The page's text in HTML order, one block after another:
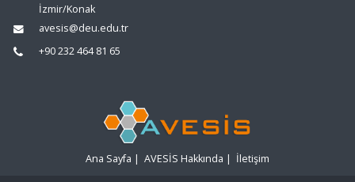
İzmir/Konak
avesis@deu.edu.tr
+90 232 464 81 65
Ana Sayfa | AVESİS Hakkında | İletişim